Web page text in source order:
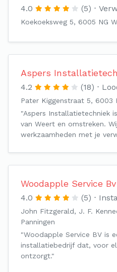
4.0 (5)
Koekoeksweg 5, 6005 NG
Aspers
4.2 (18)
Pater Kiggenstraat 5, 6003
"Aspers Installatietechniek
van Weert en omstreken.
werkzaamheden met je
Woodapple Service Bv
4.0 (5)
John Fitzgerald, J. F.
Panningen
"Woodapple Service BV is
installatiebedrijf dat, voor
ontzorgt."